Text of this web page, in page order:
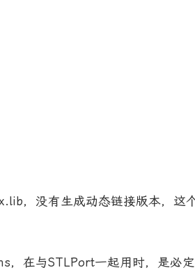
，没有生成动态链接版本，这
在与STLPort一起用时，是必定